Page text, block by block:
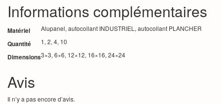
Informations complémentaires
Matériel Alupanel, autocollant INDUSTRIEL, autocollant PLANCHER
Quantité 1, 2, 4, 10
Dimensions3×3, 6×6, 12×12, 16×16, 24×24
Avis
Il n’y a pas encore d’avis.